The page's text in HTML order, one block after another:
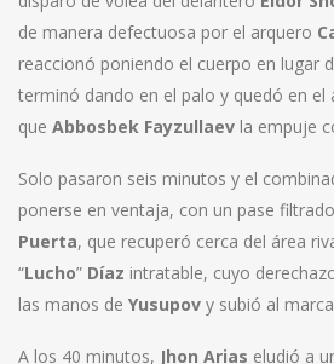
de manera defectuosa por el arquero
reaccionó poniendo el cuerpo en lugar
terminó dando en el palo y quedó en el
que Abbosbek Fayzullaev la empuje
Solo pasaron seis minutos y el
ponerse en ventaja, con un pase
Puerta, que recuperó cerca del área
“Lucho” Díaz intratable, cuyo
las manos de Yusupov y subió al
A los 40 minutos, Jhon Arias eludió a